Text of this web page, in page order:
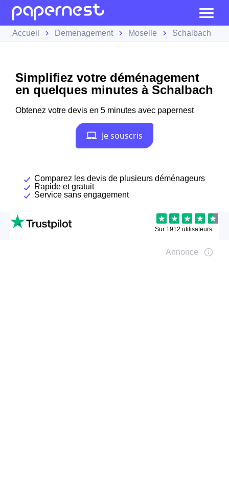
Accueil Demenagement Moselle Schalbach